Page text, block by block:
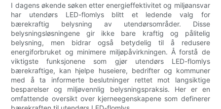
I dagens økende søken etter energieffektivitet og miljøansvar
har utendørs LED-flomlys blitt et ledende valg for
bærekraftig belysning av utendørsområder. Disse
belysningsløsningene gir ikke bare kraftig og pålitelig
belysning, men bidrar også betydelig til å redusere
energiforbruket og minimere miljøpåvirkningen. Å forstå de
viktigste funksjonene som gjør utendørs LED-flomlys
bærekraftige, kan hjelpe huseiere, bedrifter og kommuner
med å ta informerte beslutninger rettet mot langsiktige
besparelser og miljøvennlig belysningspraksis. Her er en
omfattende oversikt over kjerneegenskapene som definerer